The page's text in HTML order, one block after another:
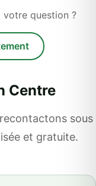
votre question ?
Centre
sous
et gratuite.